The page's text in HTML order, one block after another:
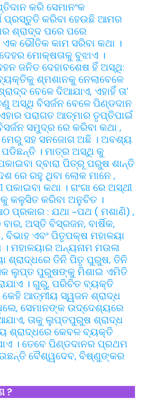
କରି ସେମାନଂକ
ପ୍ରସ୍ତୁତି କରିବା ହେଉଛି ଆମର
ଶ୍ରାଦ୍ଦ ପରେ ପରେ
ଭୌତିକ କାମ ସରିବା କଥା ।
ମୋକ୍ଷତାକୁ ବୁଝାଏ ।
ଜନିତ ଦେହାବଶେଷ ହିଁ ଅସ୍ଥି:
ଶ୍ମଶାନକୁ ନେଲାବେଳେ
ବେଳେ ଦିଆଯାଏ, ଏହାହିଁ ତା’
ଅସ୍ଥି ବିସର୍ଜନ ବେଳେ ପିଣ୍ଡଦାନ
ପରାଗତ ଆତ୍ମାର ତୃପ୍ତିପାଇଁ
ସମୁଦ୍ର ରେ କରିବା କଥା ,
ସହ ସନଜୋଗ ଅଛି । ଅବଶ୍ୟ
ପଡିଛନ୍ତି । ମାତ୍ର ଅସ୍ଥି କୁ
ଦ୍ବାରା ପିତ୍ରୂ ପରୁଷ ଶାନ୍ତି
ରେ ରହୁ ଥିବା ଲୋକ ମାନେ ,
କଥା । ଗଂଗା ରେ ଅସ୍ଥୀ
କୁ କଳୁସିତ କରିବା ଅନୁଚିତ ।
ପ୍ରକାର : ଯଥା -ପଥ ( ମଶାଣି) ,
ଅସ୍ତି ବିସ୍ରଜନ, ବାର୍ଷିକ,
, ବିଭାହ ଏବଂ ପିତୃପକ୍ଷ ମହାଳୟା
। ମହାଳୟାର ଅନ୍ୟନାମ ମଉଳା
ଶ୍ରାଦ୍ଧରେ ତିନି ପିତୃ ପୁରୁଷ, ତିନି
ଲୁପ୍ତ ପୁରୁଷଙ୍କୁ ମିଶାଇ ଏମିତି
। ଗୁରୁ, ପରିଚିତ ବ୍ୟକ୍ତି
ଆତ୍ମୀୟ ସ୍ୱଜନ ଶ୍ରାଦ୍ଧ
ସେମାନଙ୍କ ଉଦ୍ଦେଶ୍ୟରେ
ତାକୁ ଲୁପ୍ତପୁରୁଷ ଶ୍ରାଦ୍ଧ
ଶ୍ରାଦ୍ଧରେ କେବଳ ବ୍ୟକ୍ତି
। ତେବେ ପିଣ୍ଡଦାନର ପ୍ରଥମ
ବୈଶ୍ୱଦେବ, ବିଷ୍ଣୁଙ୍କର
?